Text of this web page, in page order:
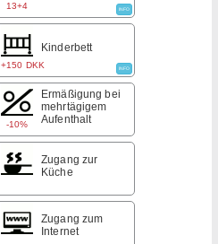
13+4 INFO
+150 DKK
Kinderbett
INFO
-10%
Ermäßigung bei
mehrtägigem
Aufenthalt
Zugang zur
Küche
Zugang zum
Internet